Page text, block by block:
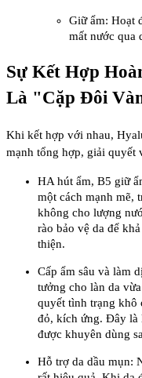
Giữ ẩm: Hoạt
mất nước qua
Sự Kết Hợp
Là "Cặp Đôi
Khi kết hợp với nhau,
mạnh tổng hợp, giải quyết
HA hút ẩm, B5 giữ
một cách mạnh mẽ,
không cho lượng
rào bảo vệ da để
thiện.
Cấp ẩm sâu và làm
tưởng cho làn da
quyết tình trạng khô
đỏ, kích ứng. Đây là
được khuyên dùng
Hỗ trợ da dầu mụn: